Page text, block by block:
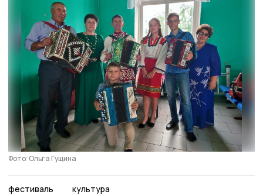
Фото: Ольга Гущина
фестиваль культура